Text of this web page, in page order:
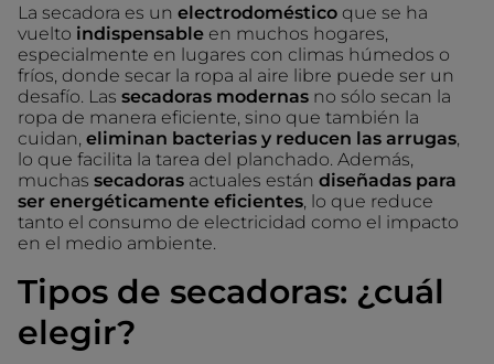
La secadora es un electrodoméstico que se ha
vuelto indispensable en muchos hogares,
especialmente en lugares con climas húmedos o
fríos, donde secar la ropa al aire libre puede ser un
desafío. Las secadoras modernas no sólo secan la
ropa de manera eficiente, sino que también la
cuidan, eliminan bacterias y reducen las arrugas
lo que facilita la tarea del planchado. Además,
muchas secadoras actuales están diseñadas para
ser energéticamente eficientes , lo que reduce
tanto el consumo de electricidad como el impacto
en el medio ambiente.
Tipos de secadoras: ¿cuál
elegir?